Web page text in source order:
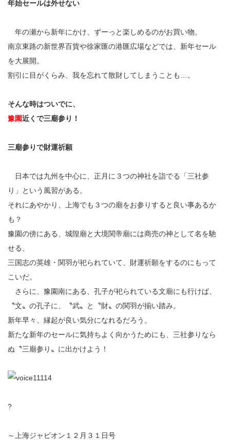
年始セールは外せない
年の瀬から新年にかけ、ずーっと楽しめるのがお買い物。
南京東路の新世界百貨や徐家匯の港匯広場などでは、新年セール
を大展開。
割引に目がくらみ、我を忘れて散財してしまうことも…。
そんな時はついでに、
豫園近くで三廟参り！
三廟参りで財運祈願
日本では九州を中心に、正月に３つの神社を詣でる「三社参
り」という風習がある。
それにあやかり、上海でも３つの廟をお参りすると良い事あるか
も？
豫園の傍にある、城隍廟と大境関帝廟には商売の神として名を馳
せる、
三国志の英雄・関羽が祀られていて、財運祈願をするのにもって
こいだ。
さらに、豫園南にある、孔子が祀られている文廟にも行けば、
〝文〟の孔子に、〝武〟と〝財〟の関羽が揃い踏み。
新年早々、縁起が良い気分になれるだろう。
新たな新年のセールに気持ちよく向かうためにも、三社参りなら
ぬ〝三廟参り〟に出かけよう！
?
～上海ジャピオン１２月３１日号